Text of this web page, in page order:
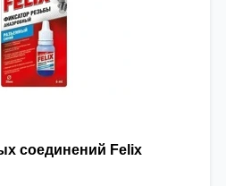
соединений Felix